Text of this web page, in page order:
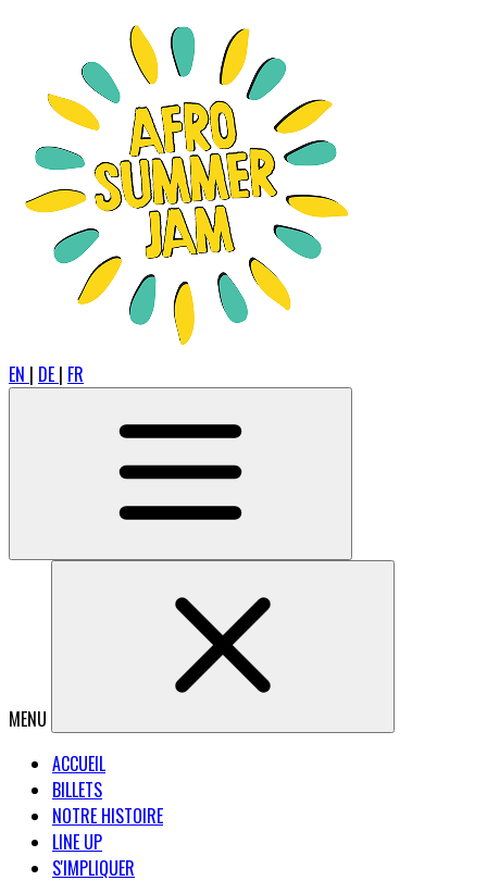
EN | DE | FR
MENU
ACCUEIL
BILLETS
NOTRE HISTOIRE
LINE UP
S'IMPLIQUER